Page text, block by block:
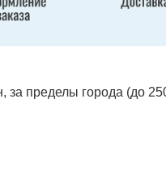
за пределы города (до